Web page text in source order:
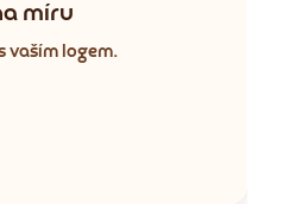
míru
vaším logem.